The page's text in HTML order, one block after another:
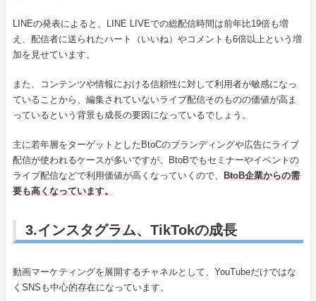
LINEの発表によると、LINE LIVEでの総配信時間は前年比19倍も増
え、配信者に送られたハート（いいね）やコメントも6倍以上という増
加を見せています。
また、コンテンツや情報における信頼性に対して利用者が敏感になっ
ていることから、編集されていないライブ配信そのものの価値が高ま
っているという背景も成長の要因になっているでしょう。
主に若年層をターゲットとしたBtoCのブランディングや広告にライブ
配信が使われるケースが多いですが、BtoBでもセミナーやイベントの
ライブ配信などで利用価値が高くなっていくので、 BtoB企業からの需
要も高くなっています。
3.インスタグラム、TikTokの成長
動画マーケティングを展開するチャネルとして、YouTubeだけではな
くSNSも中心的存在になっています。